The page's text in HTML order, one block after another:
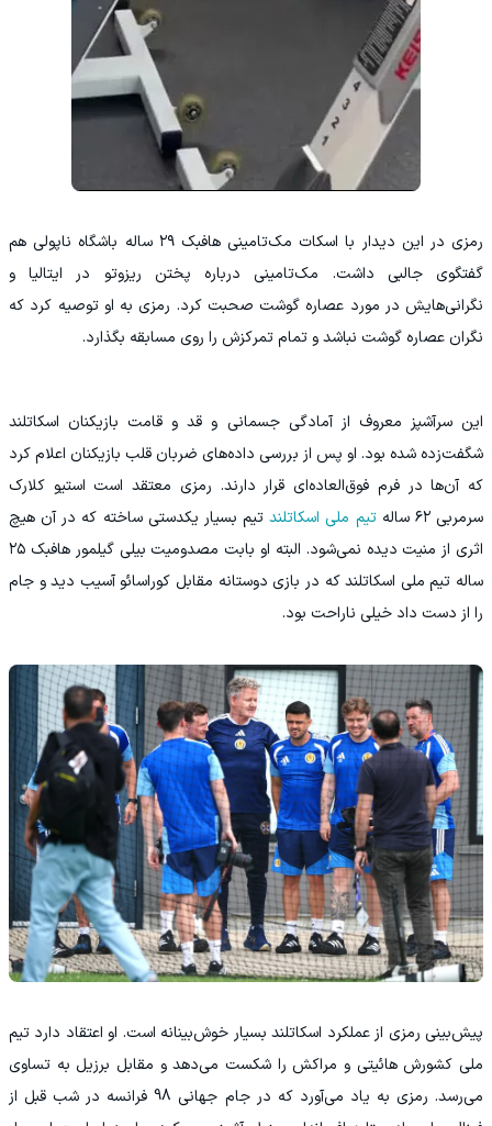
‫رمزی در این دیدار با اسکات مک‌تامینی هافبک ۲۹ ساله باشگاه ناپولی هم
گفتگوی جالبی داشت. مک‌تامینی درباره پختن ریزوتو در ایتالیا و
نگرانی‌هایش در مورد عصاره گوشت صحبت کرد. رمزی به او توصیه کرد که
نگران عصاره گوشت نباشد و تمام تمرکزش را روی مسابقه بگذارد.
‫این سرآشپز معروف از آمادگی جسمانی و قد و قامت بازیکنان اسکاتلند
شگفت‌زده شده بود. او پس از بررسی داده‌های ضربان قلب بازیکنان اعلام کرد
که آن‌ها در فرم فوق‌العاده‌ای قرار دارند. رمزی معتقد است استیو کلارک
سرمربی ۶۲ ساله
تیم ملی اسکاتلندتیم بسیار یکدستی ساخته که در آن هیچ
اثری از منیت دیده نمی‌شود. البته او بابت مصدومیت بیلی گیلمور هافبک ۲۵
ساله تیم ملی اسکاتلند که در بازی دوستانه مقابل کوراسائو آسیب دید و جام
را از دست داد خیلی ناراحت بود.
‫پیش‌بینی رمزی از عملکرد اسکاتلند بسیار خوش‌بینانه است. او اعتقاد دارد تیم
ملی کشورش هائیتی و مراکش را شکست می‌دهد و مقابل برزیل به تساوی
می‌رسد. رمزی به یاد می‌آورد که در جام جهانی 98 فرانسه در شب قبل از